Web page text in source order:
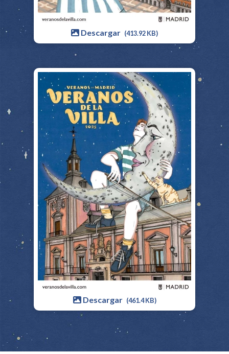
Descargar (413.92 KB)
Descargar (461.4 KB)